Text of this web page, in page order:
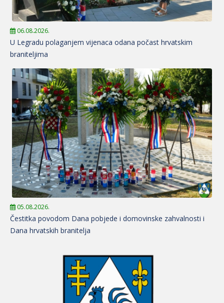
06.08.2026.
U Legradu polaganjem vijenaca odana počast hrvatskim
braniteljima
05.08.2026.
Čestitka povodom Dana pobjede i domovinske zahvalnosti i
Dana hrvatskih branitelja